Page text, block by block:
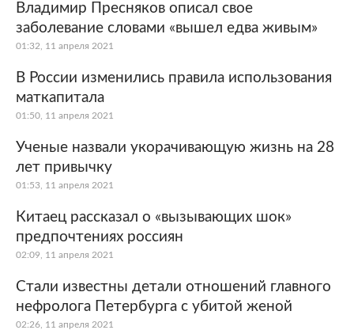
Владимир Пресняков описал свое
заболевание словами «вышел едва живым»
01:32, 11 апреля 2021
В России изменились правила использования
маткапитала
01:50, 11 апреля 2021
Ученые назвали укорачивающую жизнь на 28
лет привычку
01:53, 11 апреля 2021
Китаец рассказал о «вызывающих шок»
предпочтениях россиян
02:09, 11 апреля 2021
Стали известны детали отношений главного
нефролога Петербурга с убитой женой
02:26, 11 апреля 2021